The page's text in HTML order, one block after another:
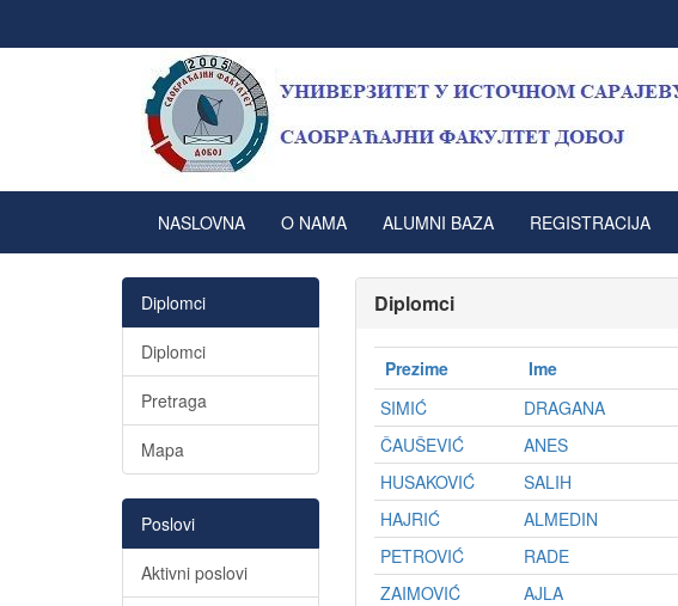
NASLOVNA O NAMA ALUMNI BAZA REGISTRACIJA
Diplomci
Diplomci
Pretraga
Mapa
Poslovi
Aktivni poslovi
Diplomci
Prezime Ime
SIMIĆ
DRAGANA
ČAUŠEVIĆ
ANES
HUSAKOVIĆ
SALIH
HAJRIĆ
ALMEDIN
PETROVIĆ
RADE
ZAIMOVIĆ
AJLA